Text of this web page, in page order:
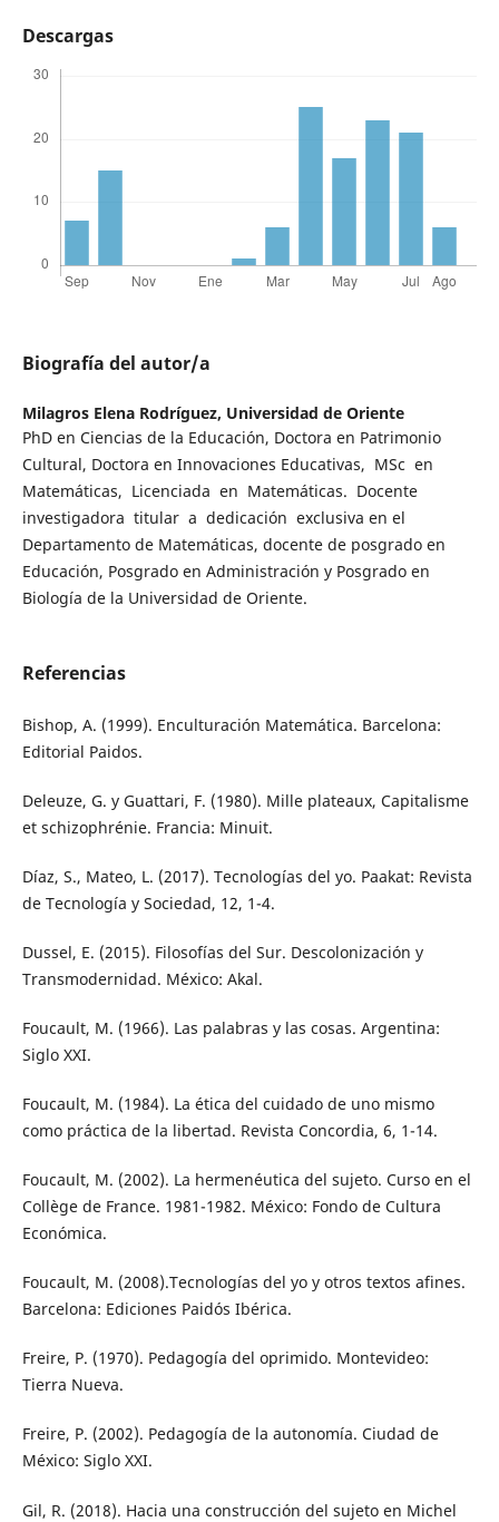
Descargas
Biografía del autor/a
Milagros Elena Rodríguez, Universidad de Oriente
PhD en Ciencias de la Educación, Doctora en Patrimonio
Cultural, Doctora en Innovaciones Educativas, MSc en
Matemáticas, Licenciada en Matemáticas. Docente
investigadora titular a dedicación exclusiva en el
Departamento de Matemáticas, docente de posgrado en
Educación, Posgrado en Administración y Posgrado en
Biología de la Universidad de Oriente.
Referencias
Bishop, A. (1999). Enculturación Matemática. Barcelona:
Editorial Paidos.
Deleuze, G. y Guattari, F. (1980). Mille plateaux, Capitalisme
et schizophrénie. Francia: Minuit.
Díaz, S., Mateo, L. (2017). Tecnologías del yo. Paakat: Revista
de Tecnología y Sociedad, 12, 1-4.
Dussel, E. (2015). Filosofías del Sur. Descolonización y
Transmodernidad. México: Akal.
Foucault, M. (1966). Las palabras y las cosas. Argentina:
Siglo XXI.
Foucault, M. (1984). La ética del cuidado de uno mismo
como práctica de la libertad. Revista Concordia, 6, 1-14.
Foucault, M. (2002). La hermenéutica del sujeto. Curso en el
Collège de France. 1981-1982. México: Fondo de Cultura
Económica.
Foucault, M. (2008).Tecnologías del yo y otros textos afines.
Barcelona: Ediciones Paidós Ibérica.
Freire, P. (1970). Pedagogía del oprimido. Montevideo:
Tierra Nueva.
Freire, P. (2002). Pedagogía de la autonomía. Ciudad de
México: Siglo XXI.
Gil, R. (2018). Hacia una construcción del sujeto en Michel